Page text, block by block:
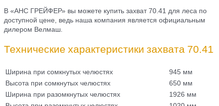
В «АНС ГРЕЙФЕР» вы можете купить захват 70.41 для леса по
доступной цене, ведь наша компания является официальным
дилером Велмаш.
Технические характеристики захвата 70.41
Ширина при сомкнутых челюстях
945 мм
Высота при сомкнутых челюстях
650 мм
Ширина при разомкнутых челюстях
1926 мм